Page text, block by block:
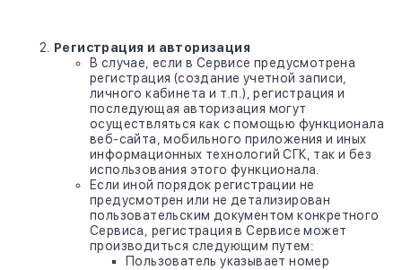
Регистрация и авторизация
В случае, если в Сервисе предусмотрена
регистрация (создание учетной записи,
личного кабинета и т.п.), регистрация и
последующая авторизация могут
осуществляться как с помощью функционала
веб-сайта, мобильного приложения и иных
информационных технологий СГК, так и без
использования этого функционала.
Если иной порядок регистрации не
предусмотрен или не детализирован
пользовательским документом конкретного
Сервиса, регистрация в Сервисе может
производиться следующим путем:
Пользователь указывает номер